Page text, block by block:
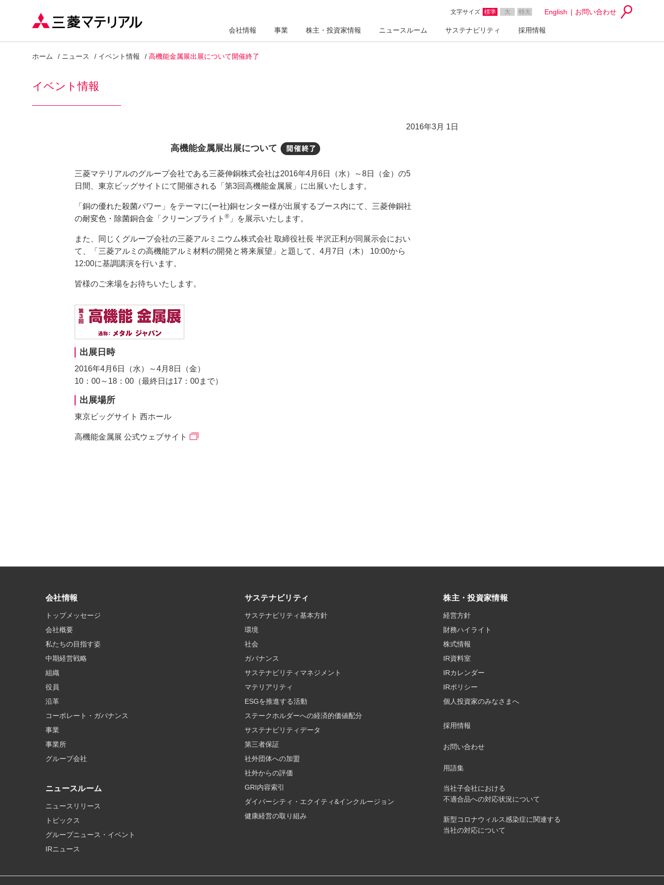
文字サイズ 標準 大 特大 English お問い合わせ
会社情報 事業 株主・投資家情報 ニュースルーム サステナビリティ 採用情報
ホーム ニュース イベント情報 高機能金属展出展について開催終了
イベント情報
2016年3月 1日
高機能金属展出展について 開催終了
三菱マテリアルのグループ会社である三菱伸銅株式会社は2016年4月6日（水）～8日（金）の5
日間、東京ビッグサイトにて開催される「第3回高機能金属展」に出展いたします。
「銅の優れた殺菌パワー」をテーマに(ー社)銅センター様が出展するブース内にて、三菱伸銅社
の耐変色・除菌銅合金「クリーンブライト ®」を展示いたします。
また、同じくグループ会社の三菱アルミニウム株式会社 取締役社長 半沢正利が同展示会におい
て、「三菱アルミの高機能アルミ材料の開発と将来展望」と題して、4月7日（木） 10:00から
12:00に基調講演を行います。
皆様のご来場をお待ちいたします。
出展日時
2016年4月6日（水）～4月8日（金）
10：00～18：00（最終日は17：00まで）
出展場所
東京ビッグサイト 西ホール
高機能金属展 公式ウェブサイト
会社情報
トップメッセージ
会社概要
私たちの目指す姿
中期経営戦略
組織
役員
沿革
コーポレート・ガバナンス
事業
事業所
グループ会社
ニュースルーム
ニュースリリース
トピックス
グループニュース・イベント
IRニュース
サステナビリティ
サステナビリティ基本方針
環境
社会
ガバナンス
サステナビリティマネジメント
マテリアリティ
ESGを推進する活動
ステークホルダーへの経済的価値配分
サステナビリティデータ
第三者保証
社外団体への加盟
社外からの評価
GRI内容索引
ダイバーシティ・エクイティ&インクルージョン
健康経営の取り組み
株主・投資家情報
経営方針
財務ハイライト
株式情報
IR資料室
IRカレンダー
IRポリシー
個人投資家のみなさまへ
採用情報
お問い合わせ
用語集
当社子会社における
不適合品への対応状況について
新型コロナウィルス感染症に関連する
当社の対応について